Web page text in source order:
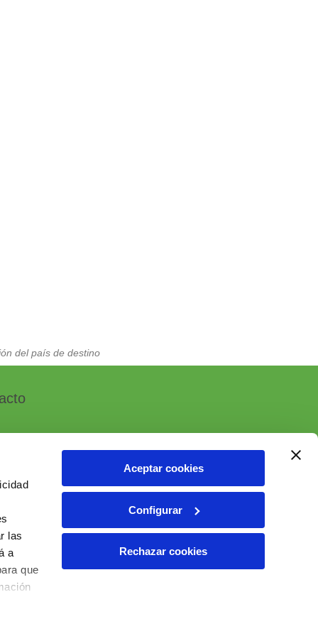
las
a
que
Aceptar cookies
Configurar
Rechazar cookies
del país de destino
7 - Polígono Industrial Las Atalayas
(España)
10 55 01